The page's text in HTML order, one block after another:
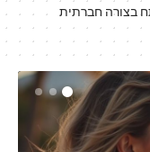
בצורה חברתית